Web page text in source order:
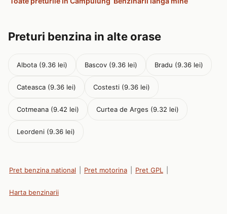
Preturi benzina in alte orase
Albota (9.36 lei) Bascov (9.36 lei) Bradu (9.36 lei)
Cateasca (9.36 lei) Costesti (9.36 lei)
Cotmeana (9.42 lei) Curtea de Arges (9.32 lei)
Leordeni (9.36 lei)
Pret benzina national Pret motorina Pret GPL
Harta benzinarii